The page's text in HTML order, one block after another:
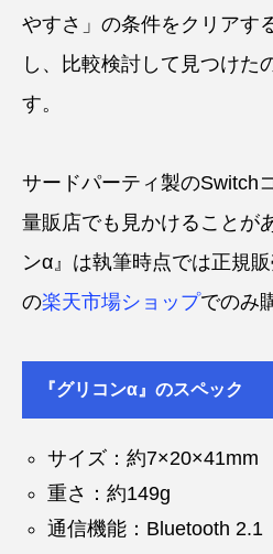
やすさ」の条件をクリアす
し、比較検討して見つけた
す。
サードパーティ製のSwitch
量販店でも見かけることが
ンα』は執筆時点では正規
の楽天市場ショップでのみ
『グリコンα』のスペック
サイズ：約7×20×41mm
重さ：約149g
通信機能：Bluetooth 2.1